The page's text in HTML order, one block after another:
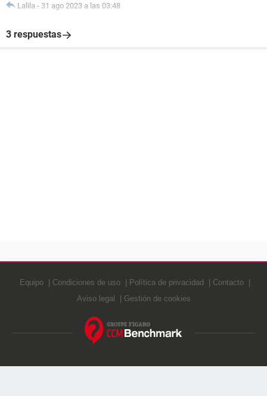
Lalila - 31 ago 2023 a las 03:48
3 respuestas
Equipo Condiciones de uso Política de privacidad
Contacto
Aviso legal
Gestión de cookies